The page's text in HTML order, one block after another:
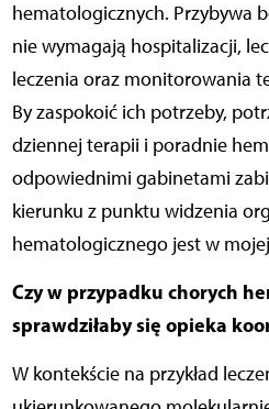
hematologicznych. Przybywa
nie wymagają hospitalizacji,
leczenia oraz monitorowania
By zaspokoić ich potrzeby,
dziennej terapii i poradnie
odpowiednimi gabinetami
kierunku z punktu widzenia
hematologicznego jest w
Czy w przypadku chorych
sprawdziłaby się opieka
W kontekście na przykład